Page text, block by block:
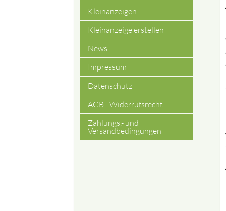
Kleinanzeigen
Kleinanzeige erstellen
News
Impressum
Datenschutz
AGB - Widerrufsrecht
Zahlungs,- und
Versandbedingungen